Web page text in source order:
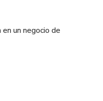
un negocio de